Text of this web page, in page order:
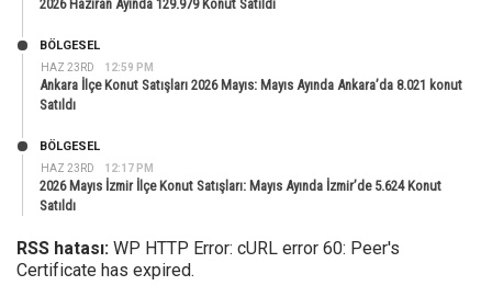
2026 Haziran Ayında 129.979 Konut Satıldı
HAZ 23RD 12:59 PM
BÖLGESEL
Ankara İlçe Konut Satışları 2026 Mayıs: Mayıs Ayında Ankara’da 8.021 konut
Satıldı
HAZ 23RD 12:17 PM
BÖLGESEL
2026 Mayıs İzmir İlçe Konut Satışları: Mayıs Ayında İzmir’de 5.624 Konut
Satıldı
RSS hatası: WP HTTP Error: cURL error 60: Peer's
Certificate has expired.